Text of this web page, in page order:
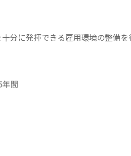
分に発揮できる雇用環境の整備
間